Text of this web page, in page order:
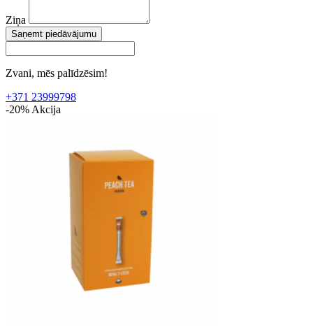
Ziņa
Saņemt piedāvājumu
Zvani, mēs palīdzēsim!
+371 23999798
-20% Akcija